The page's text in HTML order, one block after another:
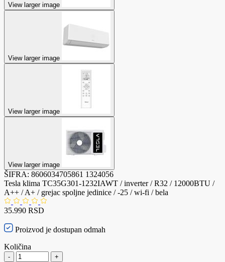
View larger image
View larger image
View larger image
View larger image
ŠIFRA: 8606034705861 1324056
Tesla klima TC35G301-1232IAWT / inverter / R32 / 12000BTU /
A++ / A+ / grejac spoljne jedinice / -25 / wi-fi / bela
35.990 RSD
Proizvod je dostupan odmah
Količina
-
+